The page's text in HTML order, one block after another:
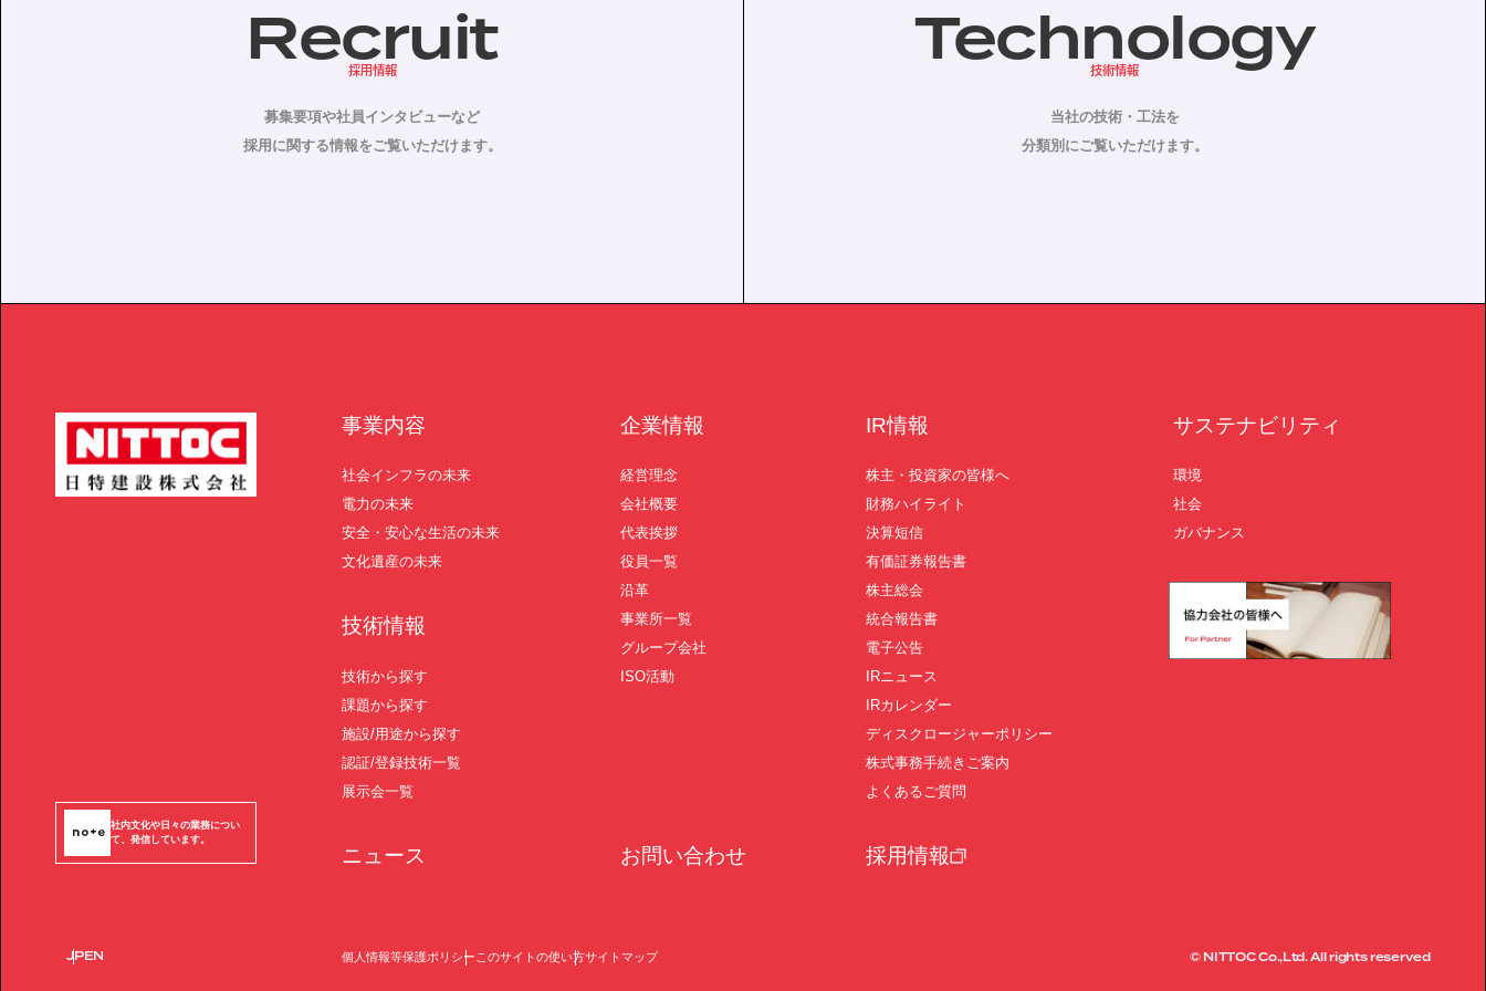
Recruit
採用情報
募集要項や社員インタビューなど
採用に関する情報をご覧いただけます。
Technology
技術情報
当社の技術・工法を
分類別にご覧いただけます。
JPEN
事業内容
社会インフラの未来
電力の未来
安全・安心な生活の未来
文化遺産の未来
技術情報
技術から探す
課題から探す
施設/用途から探す
認証/登録技術一覧
展示会一覧
企業情報
経営理念
会社概要
代表挨拶
役員一覧
沿革
事業所一覧
グループ会社
ISO活動
IR情報
株主・投資家の皆様へ
財務ハイライト
決算短信
有価証券報告書
株主総会
統合報告書
電子公告
IRニュース
IRカレンダー
ディスクロージャーポリシー
株式事務手続きご案内
よくあるご質問
サステナビリティ
環境
社会
ガバナンス
ニュース お問い合わせ 採用情報
個人情報等保護ポリシー このサイトの使い方サイトマップ
社内文化や日々の業務につい
て、発信しています。
© NITTOC Co.,Ltd. All rights reserved